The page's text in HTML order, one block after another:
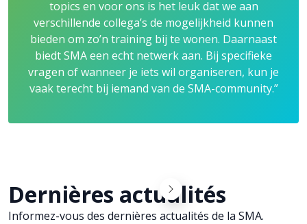
topics en voor ons is het leuk dat we aan
verschillende collega’s de mogelijkheid kunnen
bieden om zo’n training bij te wonen. Daarnaast
biedt SMA een echt netwerk aan. Bij specifieke
vragen of wanneer je iets wil organiseren, kun je
vaak terecht bij iemand van de SMA-community.”
Dernières actualités
Informez-vous des dernières actualités de la SMA.